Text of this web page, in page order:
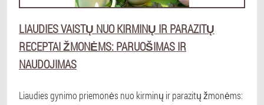
LIAUDIES VAISTŲ NUO KIRMINŲ IR PARAZITŲ
RECEPTAI ŽMONĖMS: PARUOŠIMAS IR
NAUDOJIMAS
Liaudies gynimo priemonės nuo kirminų ir parazitų žmonėms: